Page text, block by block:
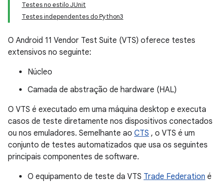
Testes no estilo JUnit
Testes independentes do Python3
O Android 11 Vendor Test Suite (VTS) oferece testes
extensivos no seguinte:
Núcleo
Camada de abstração de hardware (HAL)
O VTS é executado em uma máquina desktop e executa
casos de teste diretamente nos dispositivos conectados
ou nos emuladores. Semelhante ao CTS , o VTS é um
conjunto de testes automatizados que usa os seguintes
principais componentes de software.
O equipamento de teste da VTS Trade Federation é